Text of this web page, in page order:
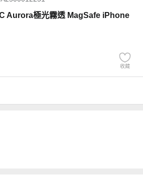
Aurora極光霧透 MagSafe iPhone
收藏